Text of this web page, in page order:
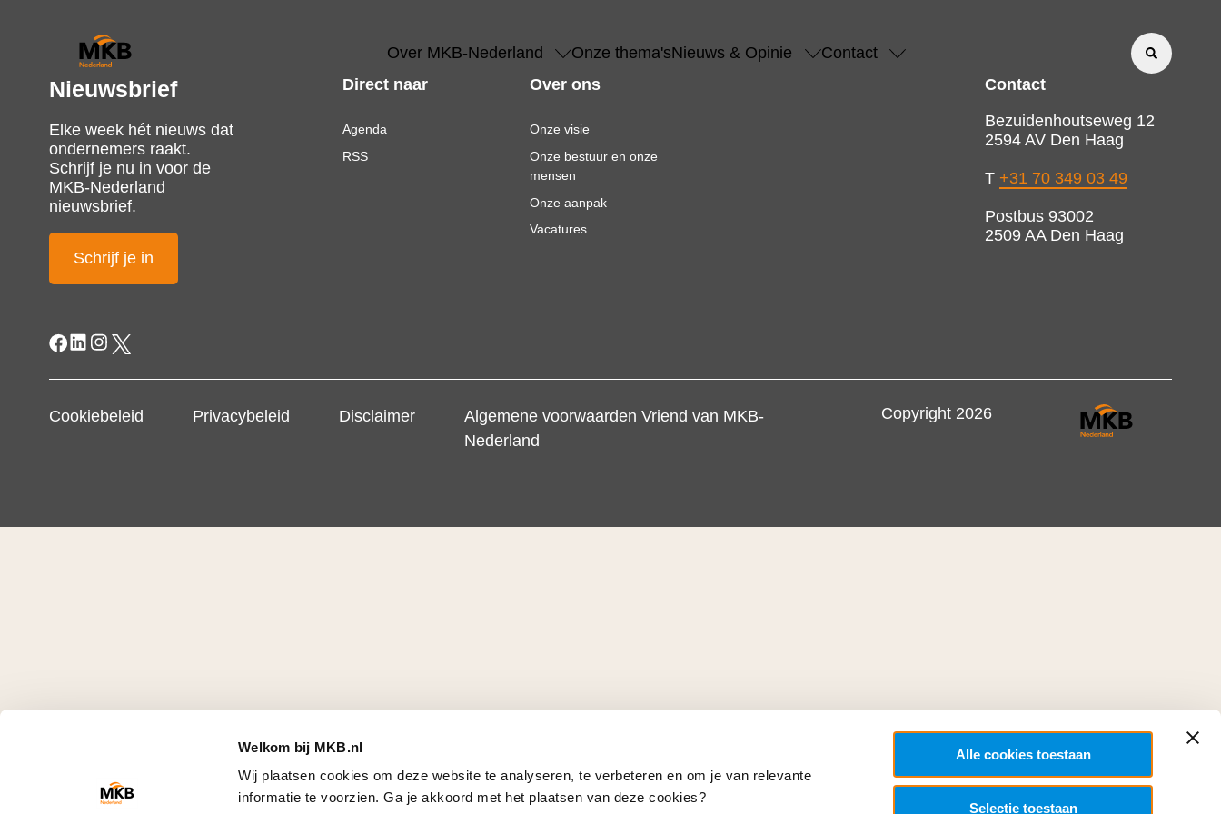
Welkom bij MKB.nl
Wij plaatsen cookies om deze website te analyseren, te verbeteren en om je van relevante
informatie te voorzien. Ga je akkoord met het plaatsen van deze cookies?
Alle cookies toestaan
Selectie toestaan
Over MKB-Nederland Onze thema'sNieuws & Opinie Contact
Nieuwsbrief
Elke week hét nieuws dat
ondernemers raakt.
Schrijf je nu in voor de
MKB-Nederland
nieuwsbrief.
Schrijf je in
Direct naar
Agenda
RSS
Over ons
Onze visie
Onze bestuur en onze
mensen
Onze aanpak
Vacatures
Contact
Bezuidenhoutseweg 12
2594 AV Den Haag
T +31 70 349 03 49
Postbus 93002
2509 AA Den Haag
Cookiebeleid Privacybeleid Disclaimer
Algemene voorwaarden Vriend van MKB-
Nederland
Copyright 2026